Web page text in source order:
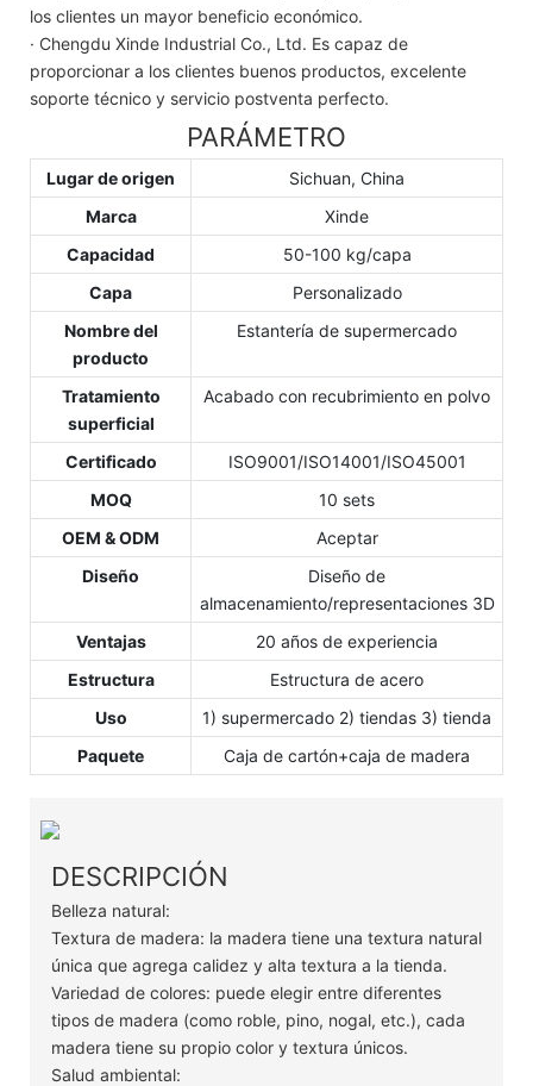
los clientes un mayor beneficio económico.
· Chengdu Xinde Industrial Co., Ltd. Es capaz de
proporcionar a los clientes buenos productos, excelente
soporte técnico y servicio postventa perfecto.
PARÁMETRO
Lugar de origen
Sichuan, China
Marca
Xinde
Capacidad
50-100 kg/capa
Capa
Personalizado
Nombre del
producto
Estantería de supermercado
Tratamiento
superficial
Acabado con recubrimiento en polvo
Certificado
ISO9001/ISO14001/ISO45001
MOQ
10 sets
OEM & ODM
Aceptar
Diseño
Diseño de
almacenamiento/representaciones 3D
Ventajas
20 años de experiencia
Estructura
Estructura de acero
Uso
1) supermercado 2) tiendas 3) tienda
Paquete
Caja de cartón+caja de madera
DESCRIPCIÓN
Belleza natural:
Textura de madera: la madera tiene una textura natural
única que agrega calidez y alta textura a la tienda.
Variedad de colores: puede elegir entre diferentes
tipos de madera (como roble, pino, nogal, etc.), cada
madera tiene su propio color y textura únicos.
Salud ambiental: